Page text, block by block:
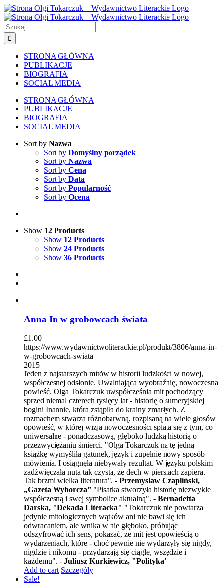
Skip
to
content
Szukaj
STRONA GŁÓWNA
PUBLIKACJE
BIOGRAFIA
SOCIAL MEDIA
STRONA GŁÓWNA
PUBLIKACJE
BIOGRAFIA
SOCIAL MEDIA
Sort by Nazwa
Sort by Domyślny porządek
Sort by Nazwa
Sort by Cena
Sort by Data
Sort by Popularność
Sort by Ocena
Show 12 Products
Show 12 Products
Show 24 Products
Show 36 Products
Anna In w grobowcach świata
£1.00
https://www.wydawnictwoliterackie.pl/produkt/3806/anna-in-
w-grobowcach-swiata
2015
Jeden z najstarszych mitów w historii ludzkości w nowej,
współczesnej odsłonie. Uwalniająca wyobraźnię, nowoczesna
powieść. Olga Tokarczuk uwspółcześnia mit pochodzący
sprzed niemal czterech tysięcy lat - historię o sumeryjskiej
bogini Inannie, która zstąpiła do krainy zmarłych. Z
rozmachem stwarza różnobarwną, rozpisaną na wiele głosów
opowieść, w której wizja nowoczesności splata się z tym, co
uniwersalne - ponadczasową, głęboko ludzką historią o
przezwyciężaniu śmierci. "Olga Tokarczuk na tę jedną
książkę wymyśliła gatunek, język i zupełnie nowy sposób
mówienia. I osiągnęła niebywały rezultat. W języku polskim
zadźwięczała nuta tak czysta, że dech w piersiach zapiera.
Tak brzmi wielka literatura". - Przemysław Czapliński,
„Gazeta Wyborcza” "Pisarka stworzyła historię niezwykle
współczesną i swej symbolice aktualną". - Bernadetta
Darska, "Dekada Literacka" "Tokarczuk nie powtarza
jedynie mitologicznych wątków ani nie bawi się ich
odwracaniem, ale wnika w nie głęboko, próbując
odszyfrować ich sens, pokazać, że mit jest opowieścią o
wydarzeniach, które - choć pewnie nie wydarzyły się nigdy,
nigdzie i nikomu - przydarzają się ciągle, wszędzie i
każdemu". - Juliusz Kurkiewicz, "Polityka"
Add to cart Szczegóły
Sale!